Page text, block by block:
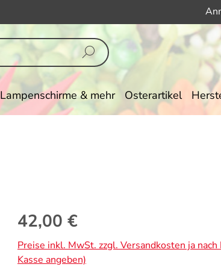
Lampenschirme & mehr Osterartikel
Regulärer Preis:
42,00 €
Preise inkl. MwSt. zzgl. Versandkosten ja
Kasse angeben)